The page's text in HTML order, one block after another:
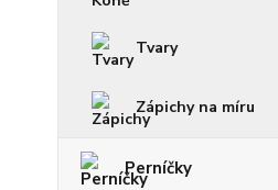
Tvary
Zápichy na míru
Perníčky